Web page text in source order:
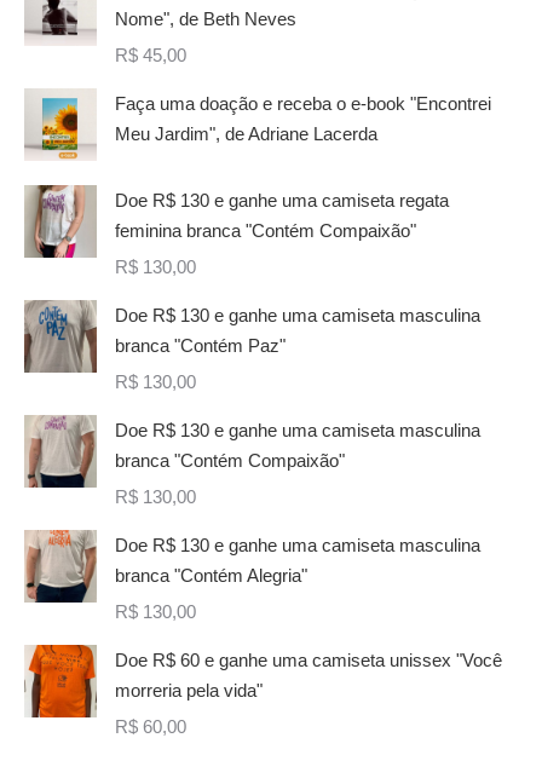
Nome", de Beth Neves
R$ 45,00
Faça uma doação e receba o e-book "Encontrei
Meu Jardim", de Adriane Lacerda
Doe R$ 130 e ganhe uma camiseta regata
feminina branca "Contém Compaixão"
R$ 130,00
Doe R$ 130 e ganhe uma camiseta masculina
branca "Contém Paz"
R$ 130,00
Doe R$ 130 e ganhe uma camiseta masculina
branca "Contém Compaixão"
R$ 130,00
Doe R$ 130 e ganhe uma camiseta masculina
branca "Contém Alegria"
R$ 130,00
Doe R$ 60 e ganhe uma camiseta unissex "Você
morreria pela vida"
R$ 60,00